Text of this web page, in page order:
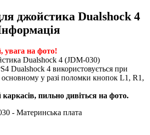
джойстика Dualshock 4
увага на фото!
Dualshock 4 (JDM-030)
Dualshock 4 використовується при
основному у разі поломки кнопок L1, R1,
каркасів, пильно дивіться на фото.
- Материнська плата